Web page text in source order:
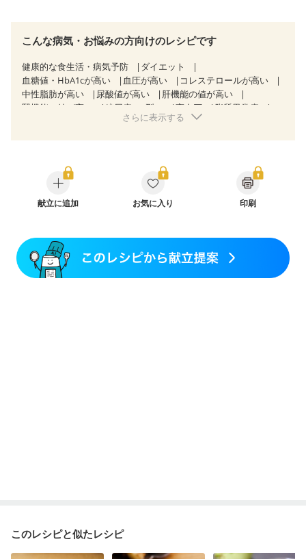
こんな病気・お悩みの方向けのレシピです
健康的な食生活・病気予防
ダイエット
血糖値・HbA1cが高い
血圧が高い
コレステロールが高い
中性脂肪が高い
尿酸値が高い
肝機能の値が高い
腎機能の値が高い
糖尿病（2型） 高血圧
脂質異常症
狭心症 心筋梗塞
糖尿病性腎症（第１期）
糖尿病性腎症（第２期）
糖尿病性腎症（第３期）
CKD（ステージ１）
CKD（ステージ２）
CKD（ステージ３a）
乳がん治療を終えた方・経過観察中の方など
妊婦健診・体重増加が気になる（初期）
妊婦健診・血圧が気になる（初期）
さらに表示する
献立に追加 お気に入り 印刷
このレシピと似たレシピ